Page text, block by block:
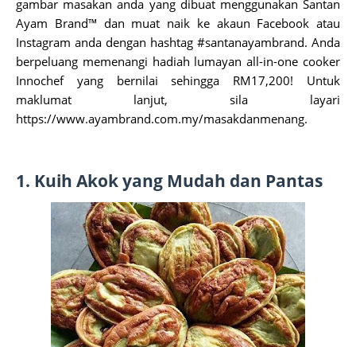
gambar masakan anda yang dibuat menggunakan Santan
Ayam Brand™ dan muat naik ke akaun Facebook atau
Instagram anda dengan hashtag #santanayambrand. Anda
berpeluang memenangi hadiah lumayan all-in-one cooker
Innochef yang bernilai sehingga RM17,200! Untuk
maklumat lanjut, sila layari
https://www.ayambrand.com.my/masakdanmenang.
1. Kuih Akok yang Mudah dan Pantas